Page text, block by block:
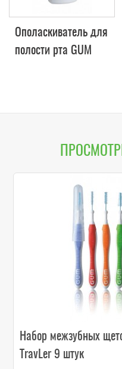
Ополаскиватель для
полости рта GUM
Набор межзубных
TravLer 9 штук